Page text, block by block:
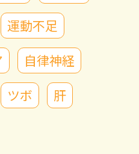
運動不足
自律神経
ツボ
肝